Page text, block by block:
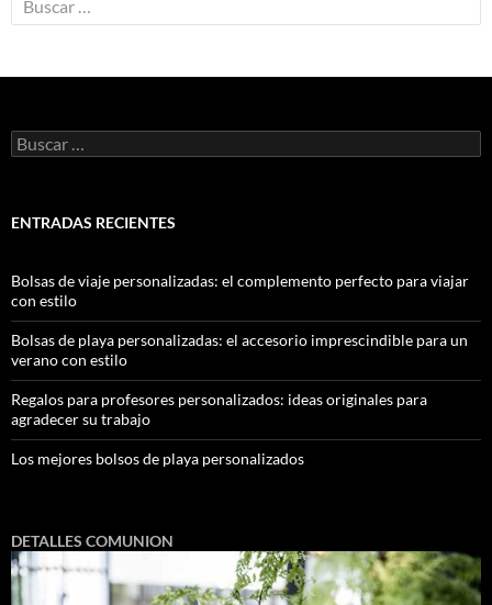
ENTRADAS RECIENTES
Bolsas de viaje personalizadas: el complemento perfecto para viajar
con estilo
Bolsas de playa personalizadas: el accesorio imprescindible para un
verano con estilo
Regalos para profesores personalizados: ideas originales para
agradecer su trabajo
Los mejores bolsos de playa personalizados
DETALLES COMUNION